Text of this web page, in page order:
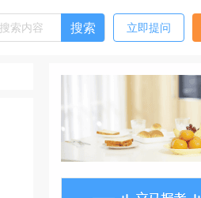
搜索 立即提问